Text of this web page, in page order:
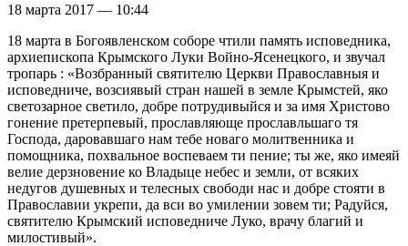
18 марта 2017 — 10:44
18 марта в Богоявленском соборе чтили память исповедника,
архиепископа Крымского Луки Войно-Ясенецкого, и звучал
тропарь : «Возбранный святителю Церкви Православныя и
исповедниче, возсиявый стран нашей в земле Крымстей, яко
светозарное светило, добре потрудивыйся и за имя Христово
гонение претерпевый, прославляюще прославльшаго тя
Господа, даровавшаго нам тебе новаго молитвенника и
помощника, похвальное воспеваем ти пение; ты же, яко имеяй
велие дерзновение ко Владыце небес и земли, от всяких
недугов душевных и телесных свободи нас и добре стояти в
Православии укрепи, да вси во умилении зовем ти; Радуйся,
святителю Крымский исповедниче Луко, врачу благий и
милостивый».